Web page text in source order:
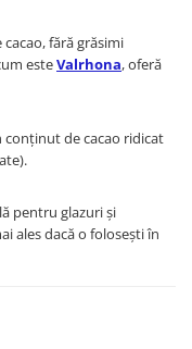
fără grăsimi
esteValrhona, oferă
conținut de cacao ridicat
pentru glazuri și
ales dacă o folosești în